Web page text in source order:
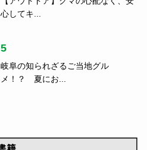
心してキ...
5
岐阜の知られざるご当地グル
メ！？ 夏にお...